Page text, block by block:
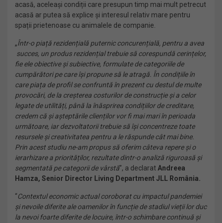
acasă, aceleași condiții care presupun timp mai mult petrecut
acasă ar putea să explice și interesul relativ mare pentru
spații prietenoase cu animalele de companie.
„Într-o piață rezidențială puternic concurențială, pentru a avea
succes, un produs rezidențial trebuie să corespundă cerințelor,
fie ele obiective și subiective, formulate de categoriile de
cumpărători pe care își propune să le atragă. În condițiile în
care piața de profil se confruntă în prezent cu destul de multe
provocări, de la creșterea costurilor de construcție și a celor
legate de utilități, până la înăsprirea condițiilor de creditare,
credem că și așteptările clienților vor fi mai mari în perioada
următoare, iar dezvoltatorii trebuie să își concentreze toate
resursele și creativitatea pentru a le răspunde cât mai bine.
Prin acest studiu ne-am propus să oferim câteva repere și o
ierarhizare a priorităților, rezultate dintr-o analiză riguroasă și
segmentată pe categorii de vârstă”, a declarat Andreea
Hamza, Senior Director Living Department JLL România.
“Contextul economic actual coroborat cu impactul pandemiei
și nevoile diferite ale oamenilor în funcție de stadiul vieții lor duc
la nevoi foarte diferite de locuire, într-o schimbare continuă și